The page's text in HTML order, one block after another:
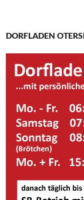
DORFLADEN